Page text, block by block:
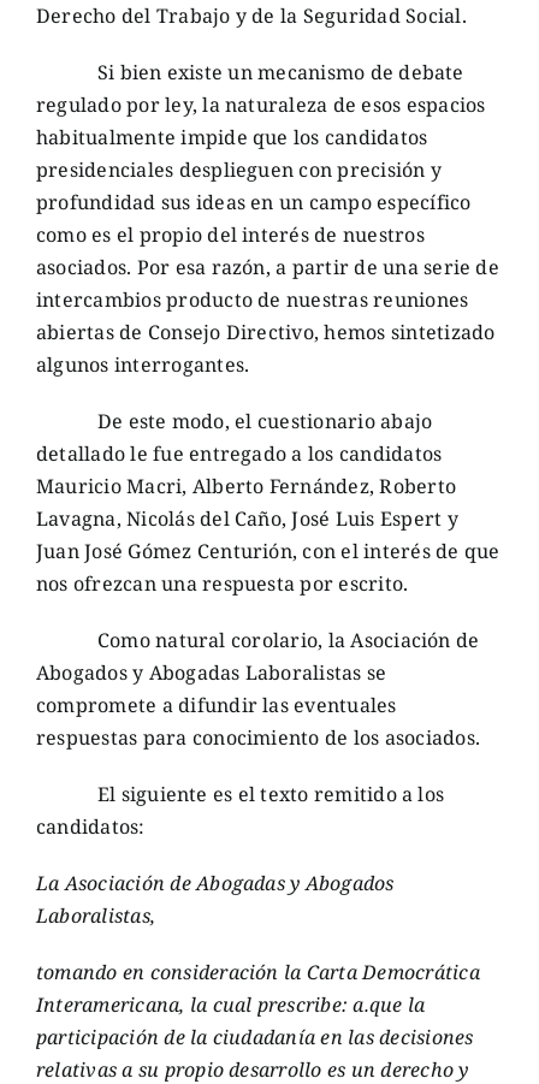
Derecho del Trabajo y de la Seguridad Social.
Si bien existe un mecanismo de debate
regulado por ley, la naturaleza de esos espacios
habitualmente impide que los candidatos
presidenciales desplieguen con precisión y
profundidad sus ideas en un campo específico
como es el propio del interés de nuestros
asociados. Por esa razón, a partir de una serie de
intercambios producto de nuestras reuniones
abiertas de Consejo Directivo, hemos sintetizado
algunos interrogantes.
De este modo, el cuestionario abajo
detallado le fue entregado a los candidatos
Mauricio Macri, Alberto Fernández, Roberto
Lavagna, Nicolás del Caño, José Luis Espert y
Juan José Gómez Centurión, con el interés de que
nos ofrezcan una respuesta por escrito.
Como natural corolario, la Asociación de
Abogados y Abogadas Laboralistas se
compromete a difundir las eventuales
respuestas para conocimiento de los asociados.
El siguiente es el texto remitido a los
candidatos:
La Asociación de Abogadas y Abogados
Laboralistas,
tomando en consideración la Carta Democrática
Interamericana, la cual prescribe: a.que la
participación de la ciudadanía en las decisiones
relativas a su propio desarrollo es un derecho y